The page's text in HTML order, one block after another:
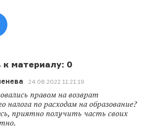
материалу: 0
24.08.2022 11:21:19
правом на возврат
налога по расходам на образование?
приятно получить часть своих